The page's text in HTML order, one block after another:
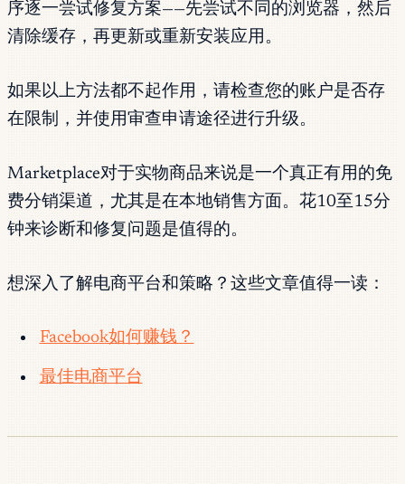
序逐一尝试修复方案——先尝试不同的浏览器，然后
清除缓存，再更新或重新安装应用。
如果以上方法都不起作用，请检查您的账户是否存
在限制，并使用审查申请途径进行升级。
Marketplace对于实物商品来说是一个真正有用的免
费分销渠道，尤其是在本地销售方面。花10至15分
钟来诊断和修复问题是值得的。
想深入了解电商平台和策略？这些文章值得一读：
Facebook如何赚钱？
最佳电商平台